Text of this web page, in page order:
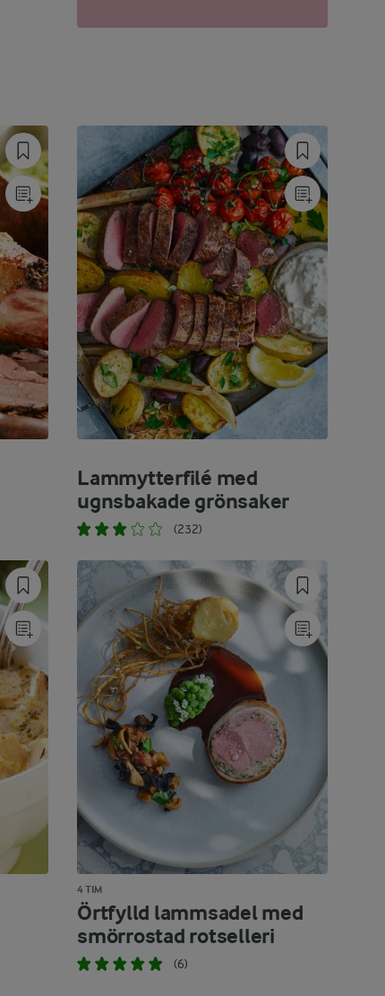
Lammytterfilé med
ugnsbakade grönsaker
(232)
4 TIM
Örtfylld lammsadel med
smörrostad rotselleri
(6)